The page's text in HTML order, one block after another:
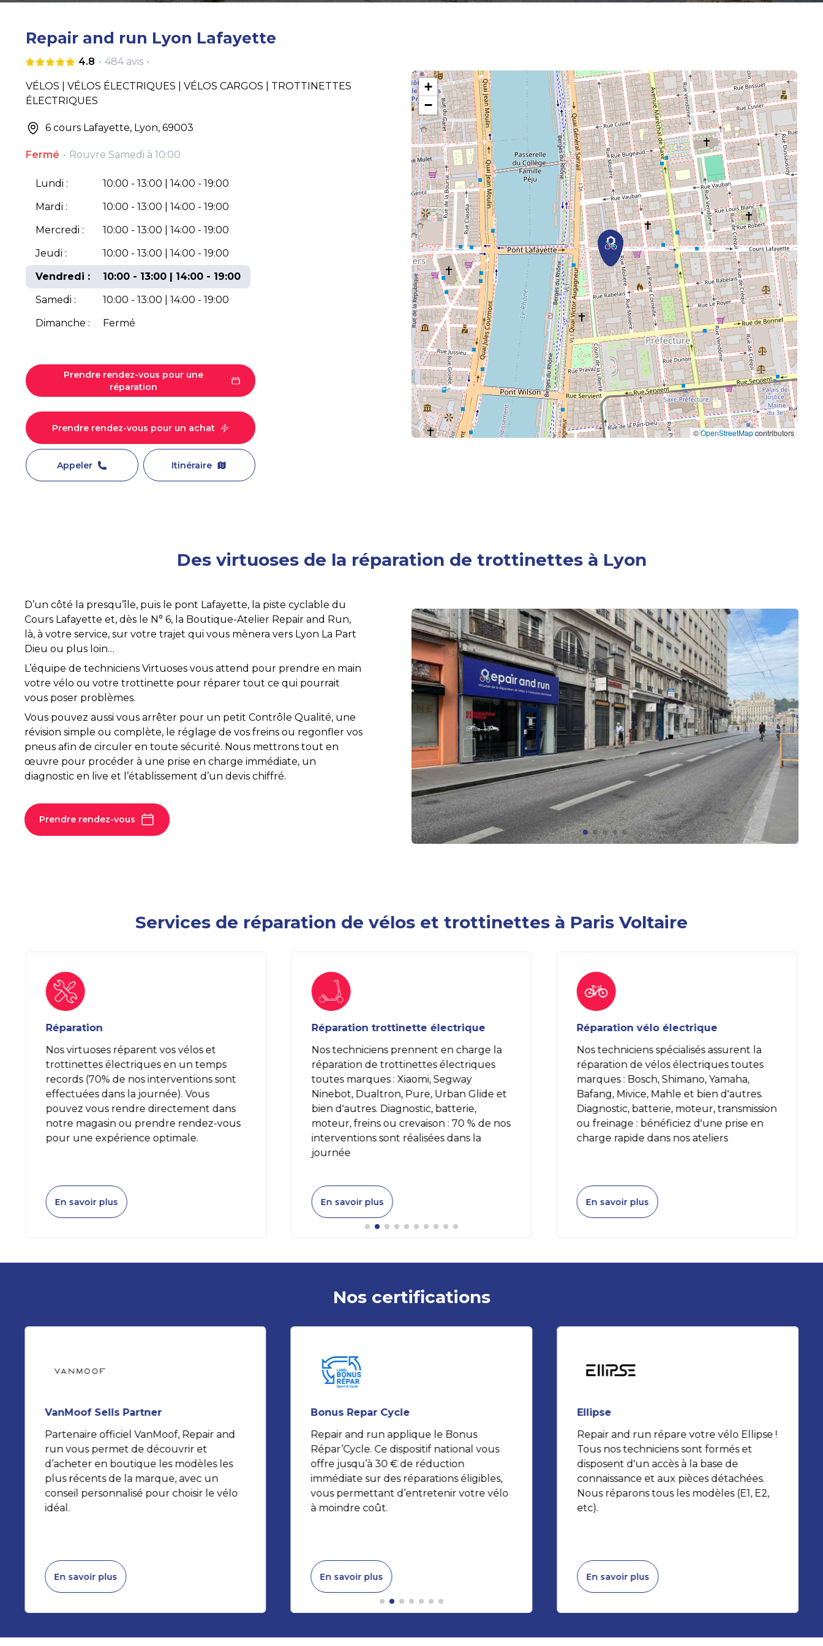
Repair and run Lyon Lafayette
4.8 • 484 avis •
VÉLOS | VÉLOS ÉLECTRIQUES | VÉLOS CARGOS | TROTTINETTES
ÉLECTRIQUES
6 cours Lafayette, Lyon, 69003
Fermé • Rouvre Samedi à 10:00
Lundi :
10:00 - 13:00 | 14:00 - 19:00
Mardi :
10:00 - 13:00 | 14:00 - 19:00
Mercredi :
10:00 - 13:00 | 14:00 - 19:00
Jeudi :
10:00 - 13:00 | 14:00 - 19:00
Vendredi :
10:00 - 13:00 | 14:00 - 19:00
Samedi :
10:00 - 13:00 | 14:00 - 19:00
Dimanche :
Fermé
Prendre rendez-vous pour une
réparation
Prendre rendez-vous pour un achat
Appeler Itinéraire
+
−
©OpenStreetMapcontributors
Des virtuoses de la réparation de trottinettes à Lyon
D’un côté la presqu’île, puis le pont Lafayette, la piste cyclable du
Cours Lafayette et, dès le N° 6, la Boutique-Atelier Repair and Run,
là, à votre service, sur votre trajet qui vous mènera vers Lyon La Part
Dieu ou plus loin…
L’équipe de techniciens Virtuoses vous attend pour prendre en main
votre vélo ou votre trottinette pour réparer tout ce qui pourrait
vous poser problèmes.
Vous pouvez aussi vous arrêter pour un petit Contrôle Qualité, une
révision simple ou complète, le réglage de vos freins ou regonfler vos
pneus afin de circuler en toute sécurité. Nous mettrons tout en
œuvre pour procéder à une prise en charge immédiate, un
diagnostic en live et l’établissement d’un devis chiffré.
Prendre rendez-vous
Services de réparation de vélos et trottinettes à Paris Voltaire
Réparation
Nos virtuoses réparent vos vélos et
trottinettes électriques en un temps
records (70% de nos interventions sont
effectuées dans la journée). Vous
pouvez vous rendre directement dans
notre magasin ou prendre rendez-vous
pour une expérience optimale.
En savoir plus
Réparation trottinette électrique
Nos techniciens prennent en charge la
réparation de trottinettes électriques
toutes marques : Xiaomi, Segway
Ninebot, Dualtron, Pure, Urban Glide et
bien d'autres. Diagnostic, batterie,
moteur, freins ou crevaison : 70 % de nos
interventions sont réalisées dans la
journée
En savoir plus
Réparation vélo électrique
Nos techniciens spécialisés assurent la
réparation de vélos électriques toutes
marques : Bosch, Shimano, Yamaha,
Bafang, Mivice, Mahle et bien d'autres.
Diagnostic, batterie, moteur, transmission
ou freinage : bénéficiez d'une prise en
charge rapide dans nos ateliers
En savoir plus
Nos certifications
VanMoof Sells Partner
Partenaire officiel VanMoof, Repair and
run vous permet de découvrir et
d’acheter en boutique les modèles les
plus récents de la marque, avec un
conseil personnalisé pour choisir le vélo
idéal.
En savoir plus
Bonus Repar Cycle
Repair and run applique le Bonus
Répar’Cycle. Ce dispositif national vous
offre jusqu’à 30 € de réduction
immédiate sur des réparations éligibles,
vous permettant d’entretenir votre vélo
à moindre coût.
En savoir plus
Ellipse
Repair and run répare votre vélo Ellipse !
Tous nos techniciens sont formés et
disposent d'un accès à la base de
connaissance et aux pièces détachées.
Nous réparons tous les modèles (E1, E2,
etc).
En savoir plus